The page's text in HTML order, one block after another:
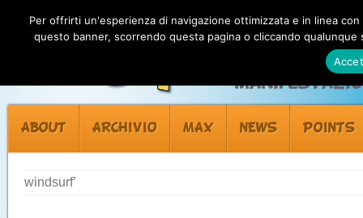
ABOUT ARCHIVIO MAX NEWS POINTS
windsurf’
Per offrirti un'esperienza di navigazione ottimizzata e in linea
questo banner, scorrendo questa pagina o cliccando